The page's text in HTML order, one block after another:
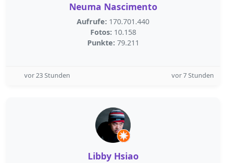
Neuma Nascimento
Aufrufe: 170.701.440
Fotos: 10.158
Punkte: 79.211
vor 23 Stunden vor 7 Stunden
Libby Hsiao